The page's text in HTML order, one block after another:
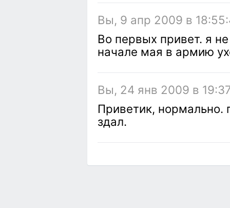
Вы, 9 апр 2009 в
Во первых привет. я
начале мая в армию
Вы, 24 янв 2009 в
Приветик,
здал.